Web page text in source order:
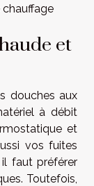
et
douches aux
à débit
et
vos fuites
faut préférer
Toutefois,